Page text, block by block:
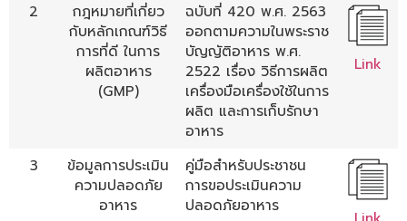
2
กฎหมายที่เกี่ยว
กับหลักเกณฑ์วิธี
การที่ดี ในการ
ผลิตอาหาร
(GMP)
ฉบับที่ 420 พ.ศ. 2563
ออกตามความในพระราช
บัญญัติอาหาร พ.ศ.
2522 เรื่อง วิธีการผลิต
เครื่องมือเครื่องใช้ในการ
ผลิต และการเก็บรักษา
อาหาร
Link
3
ข้อมูลการประเมิน
ความปลอดภัย
อาหาร
คู่มือสำหรับประชาชน
การขอประเมินความ
ปลอดภัยอาหาร